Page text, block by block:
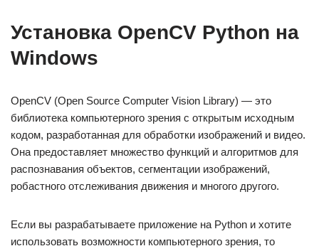
Установка OpenCV Python на
Windows
OpenCV (Open Source Computer Vision Library) — это
библиотека компьютерного зрения с открытым исходным
кодом, разработанная для обработки изображений и видео.
Она предоставляет множество функций и алгоритмов для
распознавания объектов, сегментации изображений,
робастного отслеживания движения и многого другого.
Если вы разрабатываете приложение на Python и хотите
использовать возможности компьютерного зрения, то